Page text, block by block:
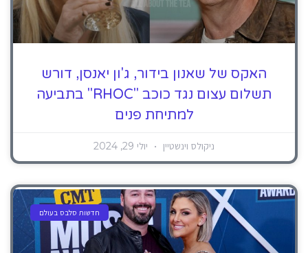
האקס של שאנון בידור, ג'ון יאנסן, דורש
תשלום עצום נגד כוכב "RHOC" בתביעה
למתיחת פנים
ניקולס וינשטיין יולי 29, 2024
חדשות סלבס בעולם